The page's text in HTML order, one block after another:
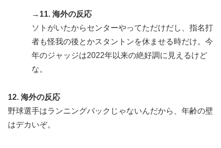
→11. 海外の反応
ソトがいたからセンターやってただけだし、指名打
者も怪我の後とかスタントンを休ませる時だけ。今
年のジャッジは2022年以来の絶好調に見えるけど
な。
12. 海外の反応
野球選手はランニングバックじゃないんだから、年齢の壁
はデカいぞ。